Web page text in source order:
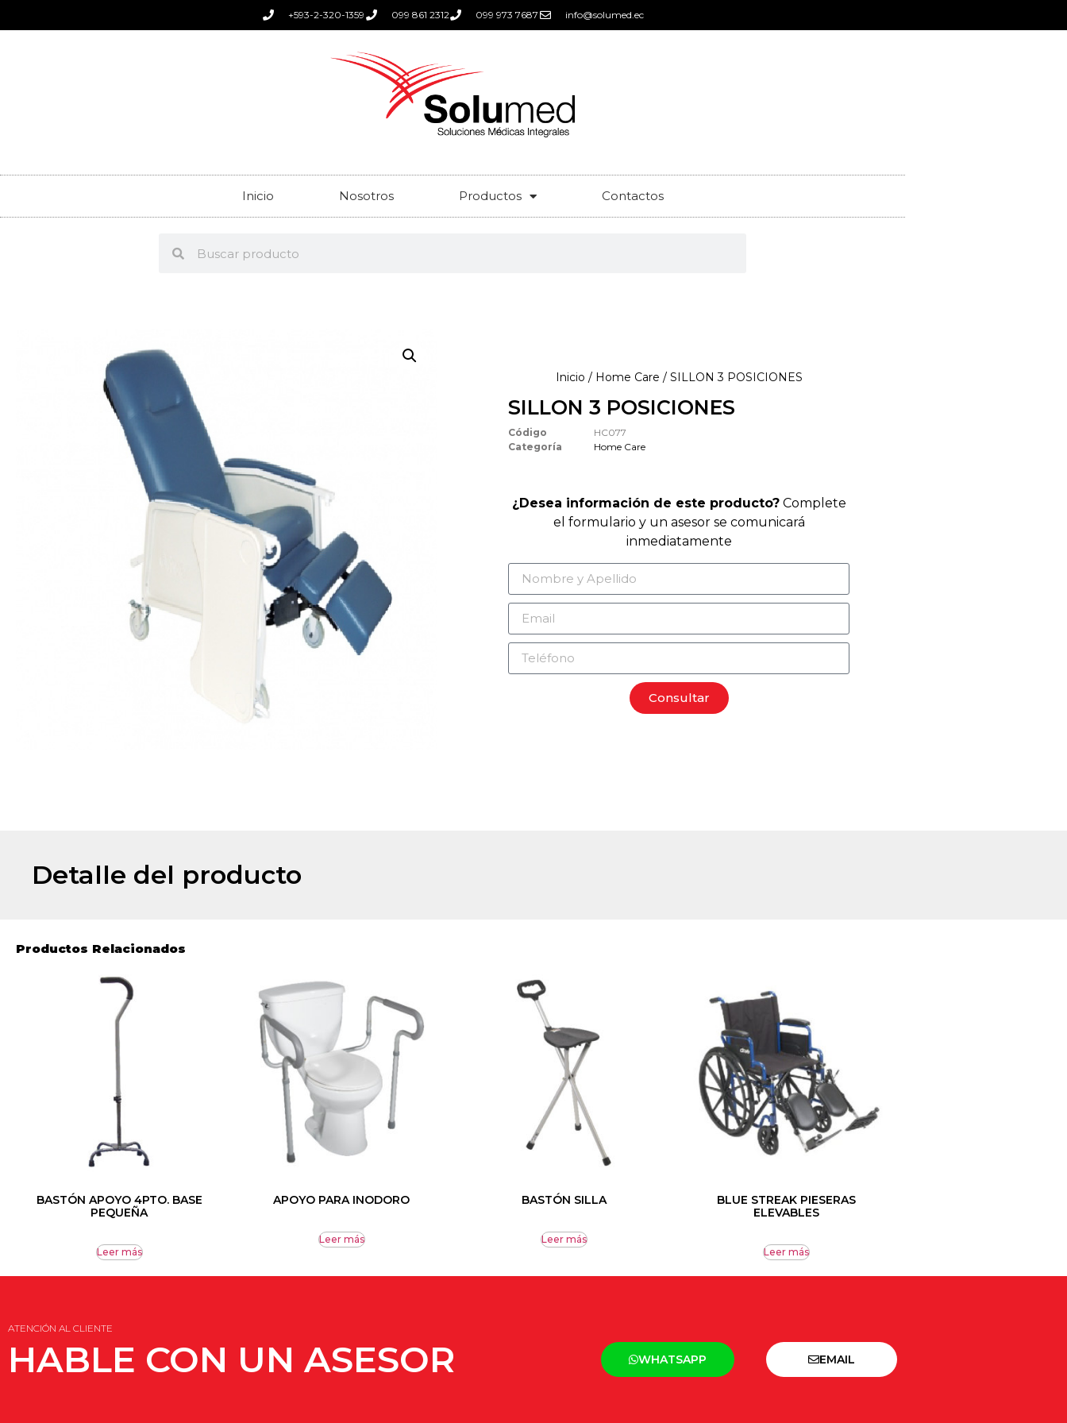
+593-2-320-1359 099 861 2312 099 973 7687 info@solumed.ec
Inicio Nosotros Productos Contactos
Inicio / Home Care / SILLON 3 POSICIONES
SILLON 3 POSICIONES
Código
HC077
Categoría
Home Care
¿Desea información de este producto?Complete
el formulario y un asesor se comunicará
inmediatamente
Consultar
Detalle del producto
Productos Relacionados
BASTÓN APOYO 4PTO. BASE
PEQUEÑA
Leer más
APOYO PARA INODORO
Leer más
BASTÓN SILLA
Leer más
BLUE STREAK PIESERAS
ELEVABLES
Leer más
ATENCIÓN AL CLIENTE
HABLE CON UN ASESOR WHATSAPP EMAIL